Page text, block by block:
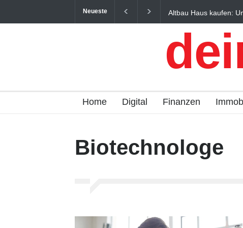
Neueste
Altbau Haus kaufen:
und Österreich
Home Digital Finanzen
Biotechnologe